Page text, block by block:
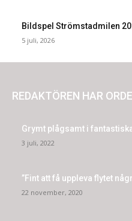
Bildspel Strömstadmilen
5 juli, 2026
REDAKTÖREN HAR
Grymt plågsamt i
3 juli, 2022
”Fint att få uppleva flytet
22 november, 2020